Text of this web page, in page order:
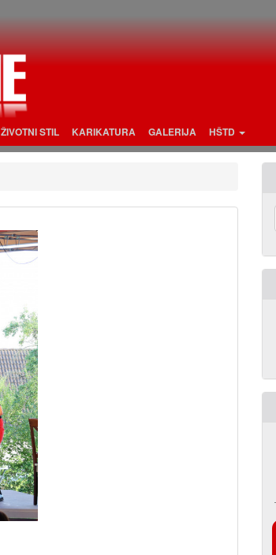
ŽIVOTNI STIL KARIKATURA GALERIJA HŠTD